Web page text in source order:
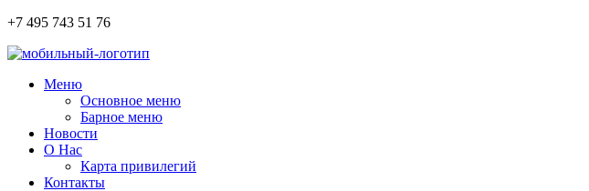
+7 495 743 51 76
Меню
Основное меню
Барное меню
Новости
О Нас
Карта привилегий
Контакты